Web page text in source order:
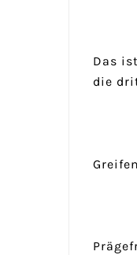
Das
die